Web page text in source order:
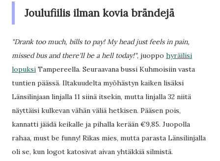
Joulufiilis ilman kovia brändejä
"Drank too much, bills to pay! My head just feels in pain,
missed bus and there'll be a hell today!", juoppo hyräilisi
lopuksi Tampereella. Seuraavana bussi Kuhmoisiin vasta
tuntien päässä. Iltakuudelta myöhästyn kaiken lisäksi
Länsilinjaan linjalla 11 siinä itsekin, mutta linjalla 32 niitä
näyttäisi kulkevan vähän väliä hetkisen. Pääsen pois,
kannatti jäädä keikalle ja pihalla kerään €9,85. Juopolla
rahaa, must be funny! Rikas mies, mutta parasta Länsilinjalla
oli se, kun logot katosivat aivan yhtäkkiä silmistä.